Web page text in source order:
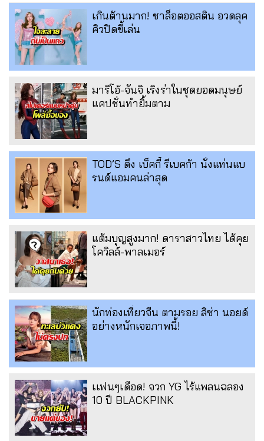
เกินต้านมาก! ชาล็อตออสติน อวดลุค
คิวปิดขี้เล่น
มาริโอ้-จันจิ เริงร่าในชุดยอดมนุษย์
แคปชั่นทำยิ้มตาม
TOD’S ดึง เบ็คกี้ รีเบคก้า นั่งแท่นแบ
รนด์แอมคนล่าสุด
แต้มบุญสูงมาก! ดาราสาวไทย ได้คุย
โควิลล์-พาลเมอร์
นักท่องเที่ยวจีน ตามรอย ลิซ่า นอยด์
อย่างหนักเจอภาพนี้!
เเฟนๆเดือด! จวก YG ไร้แพลนฉลอง
10 ปี BLACKPINK